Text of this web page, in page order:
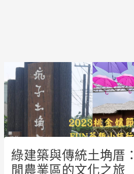
綠建築與傳統土埆厝
閒農業區的文化之旅
Post
navigation